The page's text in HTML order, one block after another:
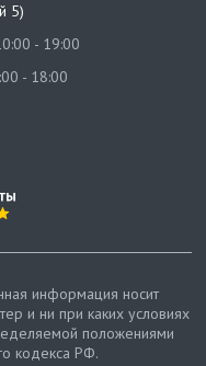
5)
- 19:00
- 18:00
информация носит
и ни при каких условиях
положениями
кодекса РФ.